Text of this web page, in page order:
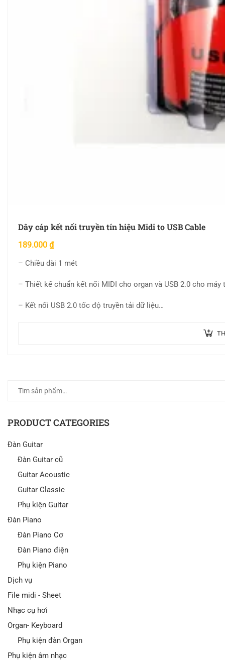
Dây cáp kết nối truyền tín hiệu Midi to USB Cable
189.000 ₫
– Chiều dài 1 mét
– Thiết kế chuẩn kết nối MIDI cho organ và USB 2.0 cho máy
– Kết nối USB 2.0 tốc độ truyền tải dữ liệu…
PRODUCT CATEGORIES
Đàn Guitar
Đàn Guitar cũ
Guitar Acoustic
Guitar Classic
Phụ kiện Guitar
Đàn Piano
Đàn Piano Cơ
Đàn Piano điện
Phụ kiện Piano
Dịch vụ
File midi - Sheet
Nhạc cụ hơi
Organ- Keyboard
Phụ kiện đàn Organ
Phụ kiện âm nhạc